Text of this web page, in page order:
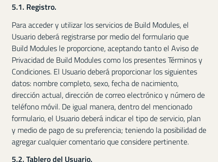
5.1. Registro.
Para acceder y utilizar los servicios de Build Modules, el
Usuario deberá registrarse por medio del formulario que
Build Modules le proporcione, aceptando tanto el Aviso de
Privacidad de Build Modules como los presentes Términos y
Condiciones. El Usuario deberá proporcionar los siguientes
datos: nombre completo, sexo, fecha de nacimiento,
dirección actual, dirección de correo electrónico y número de
teléfono móvil. De igual manera, dentro del mencionado
formulario, el Usuario deberá indicar el tipo de servicio, plan
y medio de pago de su preferencia; teniendo la posibilidad de
agregar cualquier comentario que considere pertinente.
5.2. Tablero del Usuario.